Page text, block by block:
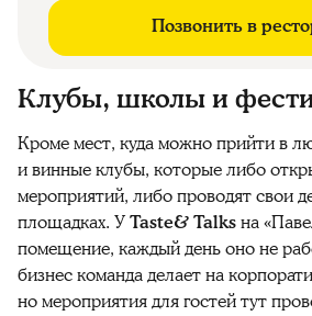
Позвонить в
Клубы, школы и
Кроме мест, куда можно прийти в
и винные клубы, которые либо
мероприятий, либо проводят свои
площадках. УTaste& Talksна
помещение, каждый день оно не
бизнес команда делает на
но мероприятия для гостей тут